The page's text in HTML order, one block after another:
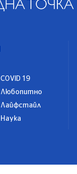
COVID 19
Любопитно
Лайфстайл
Наука